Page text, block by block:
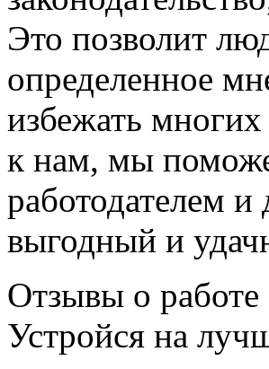
Это позволит
определенное
избежать
к нам, мы
работодателем
выгодный и
Отзывы о работе
Устройся на